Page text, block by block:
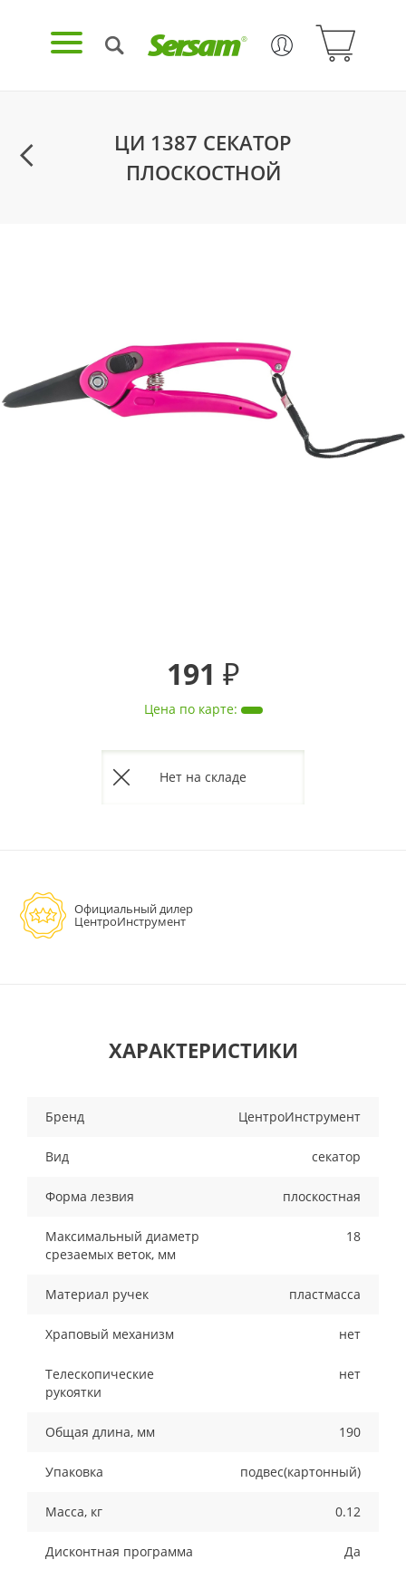
ЦИ 1387 СЕКАТОР
ПЛОСКОСТНОЙ
191 ₽
Цена по карте:
Нет на складе
Официальный дилер
ЦентроИнструмент
ХАРАКТЕРИСТИКИ
Бренд ЦентроИнструмент
Вид секатор
Форма лезвия плоскостная
Максимальный диаметр
срезаемых веток, мм
18
Материал ручек пластмасса
Храповый механизм нет
Телескопические
рукоятки
нет
Общая длина, мм 190
Упаковка подвес(картонный)
Масса, кг 0.12
Дисконтная программа Да